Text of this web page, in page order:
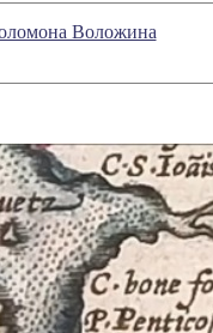
Воложина